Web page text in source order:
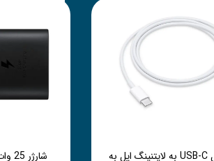
کابل تبدیل USB-C به لایتنینگ اپل به